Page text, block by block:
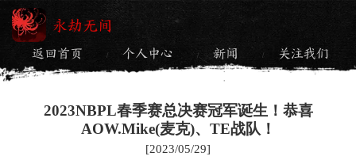
永劫无间
返回首页 / 个人中心 / 新闻 / 关注我们
2023NBPL春季赛总决赛冠军诞生！恭喜
AOW.Mike(麦克)、TE战队！
[2023/05/29]